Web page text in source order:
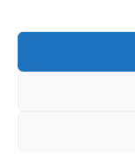
Solicite Apoio